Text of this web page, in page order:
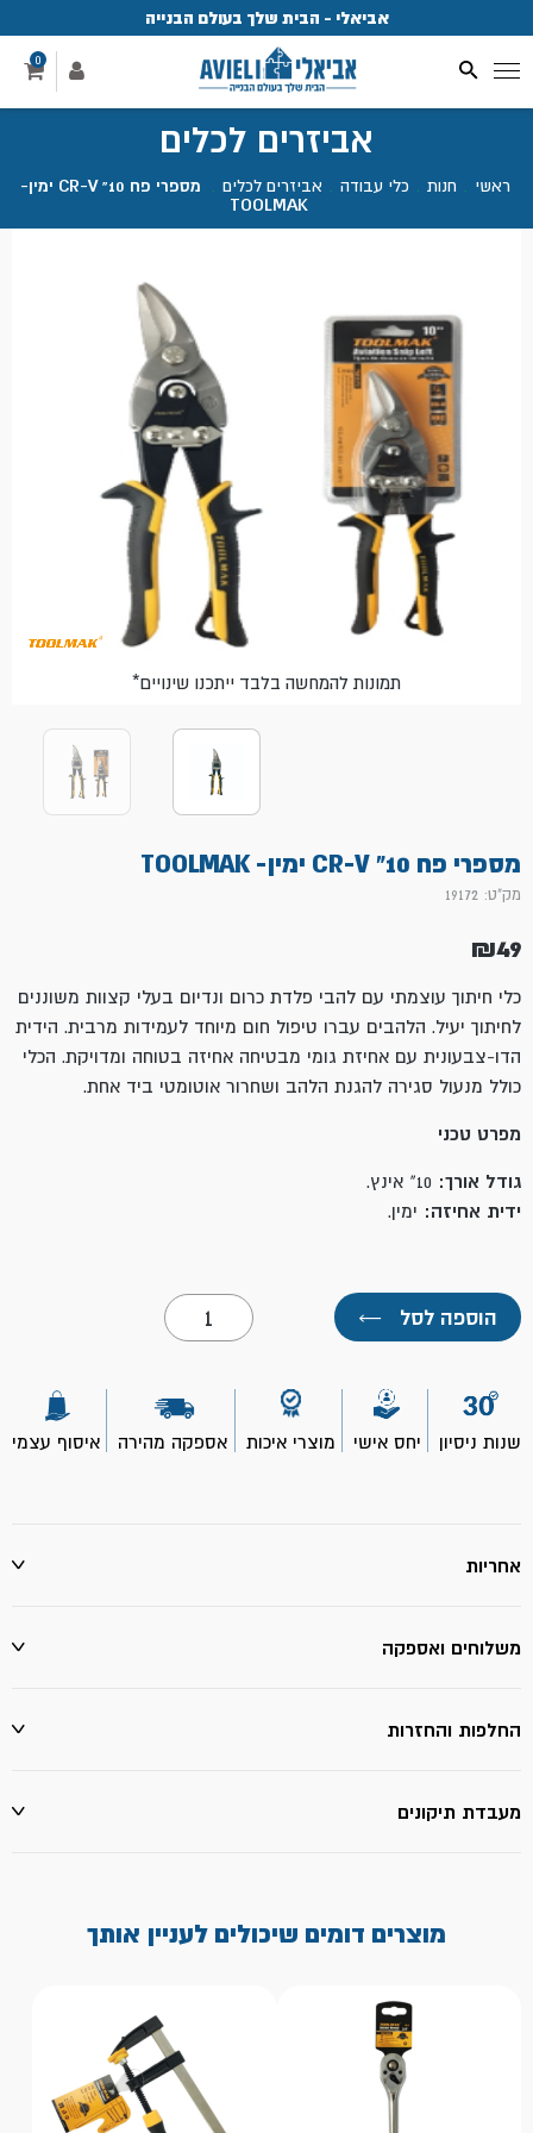
אביאלי - הבית שלך בעולם הבנייה
0
אביזרים לכלים
ראשי חנות כלי עבודה אביזרים לכלים
מספרי פח 10" CR-V ימין-
TOOLMAK
מספרי פח 10" CR-V ימין- TOOLMAK
מק"ט: 19172
₪49
כלי חיתוך עוצמתי עם להבי פלדת כרום ונדיום בעלי קצוות משוננים
לחיתוך יעיל. הלהבים עברו טיפול חום מיוחד לעמידות מרבית. הידית
הדו-צבעונית עם אחיזת גומי מבטיחה אחיזה בטוחה ומדויקת. הכלי
כולל מנעול סגירה להגנת הלהב ושחרור אוטומטי ביד אחת.
מפרט טכני
גודל אורך:
ידית אחיזה: ימין.
הוספה לסל ←
כמות
של
מספרי
10"
ימין-
שנות ניסיון יחס אישי מוצרי איכות אספקה מהירה איסוף עצמי
אחריות
משלוחים ואספקה
החלפות והחזרות
מעבדת תיקונים
*תמונות להמחשה בלבד ייתכנו שינויים
מוצרים דומים שיכולים לעניין אותך